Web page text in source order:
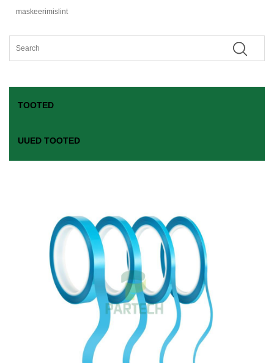
maskeerimislint
TOOTED
UUED TOOTED